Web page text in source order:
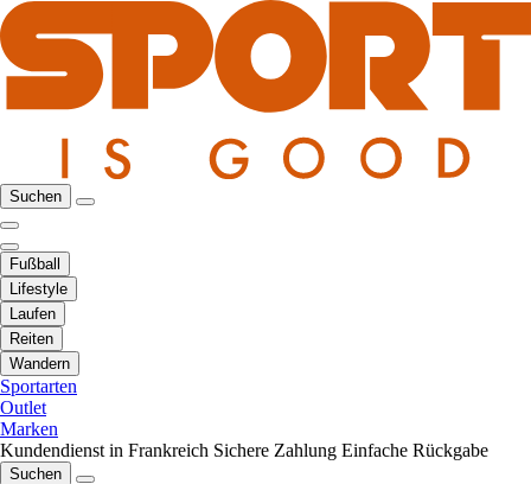
Suchen
Fußball
Lifestyle
Laufen
Reiten
Wandern
Sportarten
Outlet
Marken
Kundendienst in Frankreich Sichere Zahlung Einfache Rückgabe
Suchen